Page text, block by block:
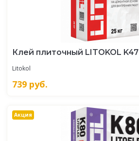
Клей плиточный LITOKOL K47
Litokol
739 руб.
Акция